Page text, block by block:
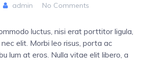
admin No Comments
luctus, nisi erat porttitor ligula,
elit. Morbi leo risus, porta ac
lum at eros. Nulla vitae elit libero, a